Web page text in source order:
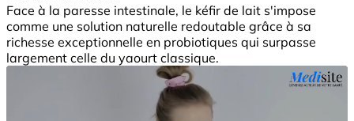
Face à la paresse intestinale, le kéfir de lait s'impose
comme une solution naturelle redoutable grâce à sa
richesse exceptionnelle en probiotiques qui surpasse
largement celle du yaourt classique.